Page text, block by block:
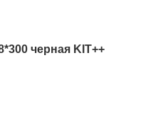
черная KIT++